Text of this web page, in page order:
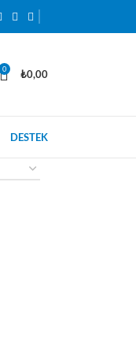
0 ₺0,00
DESTEK